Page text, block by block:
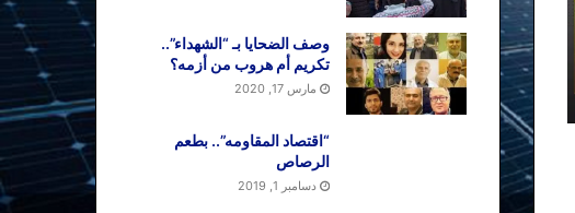
وصف الضحایا بـ “الشهداء”..
تکریم أم هروب من أزمه؟
مارس 17, 2020
“اقتصاد المقاومه”.. بطعم
الرصاص
دسامبر 1, 2019